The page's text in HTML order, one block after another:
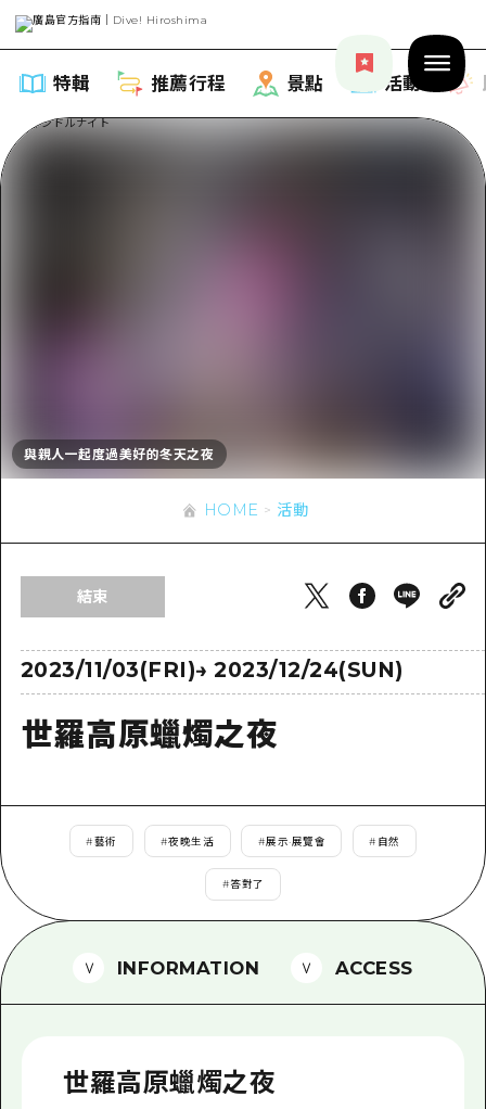
特輯 推薦行程 景點 活動
美食·酒水
騎自行車
夜晚生活
世界遺產
學習·體驗
歷史·文化
廣島隨意旅行
安芸
答對了
藝北
宮島周邊
短途旅行
半天
2晚3天
廣島市內
宮島周邊
東山口
活動
即時訊息
列表
存取
輔助流量摘要
設施擁堵
行李寄存及運送服務
廣島好客通行證
廣島免費 Wi-Fi
面向外國遊客的街角旅遊信息中心
志願者指南
常見問題
HOME
新聞
HOME 活動
結束
2023/11/03(FRI)→2023/12/24(SUN)
世羅高原蠟燭之夜
#藝術 #夜晚生活 #展示·展覽會 # 自然
#答對了
與親人一起度過美好的冬天之夜
INFORMATION ACCESS
世羅高原蠟燭之夜